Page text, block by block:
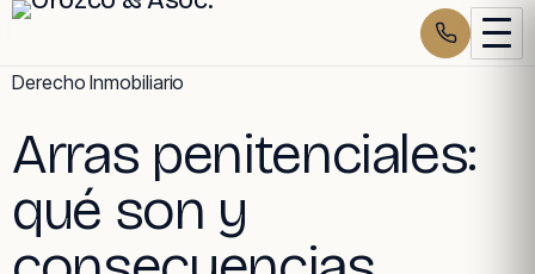
Skip
content
Derecho Inmobiliario
Arras penitenciales:
qué son y